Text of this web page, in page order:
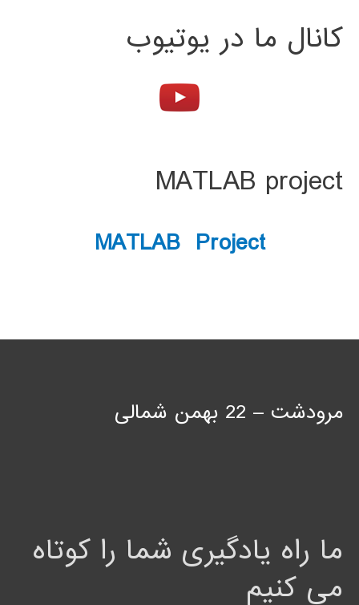
کانال ما در یوتیوب
MATLAB project
MATLAB Project
مرودشت – 22 بهمن شمالی
ما راه یادگیری شما را کوتاه
می کنیم